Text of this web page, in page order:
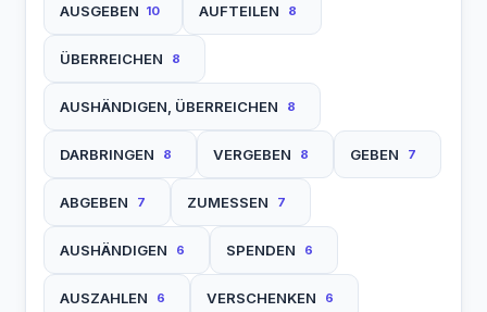
AUSGEBEN 10 AUFTEILEN 8
ÜBERREICHEN 8
AUSHÄNDIGEN, ÜBERREICHEN 8
DARBRINGEN 8 VERGEBEN 8 GEBEN 7
ABGEBEN 7 ZUMESSEN 7
AUSHÄNDIGEN 6 SPENDEN 6
AUSZAHLEN 6 VERSCHENKEN 6